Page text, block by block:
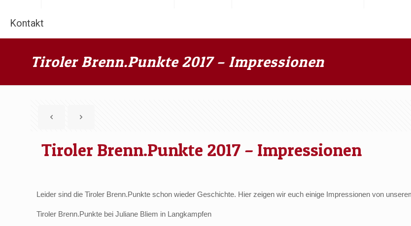
Kontakt
Tiroler Brenn.Punkte 2017 – Impressionen
Tiroler Brenn.Punkte 2017 – Impressionen
Leider sind die Tiroler Brenn.Punkte schon wieder Geschichte. Hier zeigen wir euch einige Impressionen von
Tiroler Brenn.Punkte bei Juliane Bliem in Langkampfen